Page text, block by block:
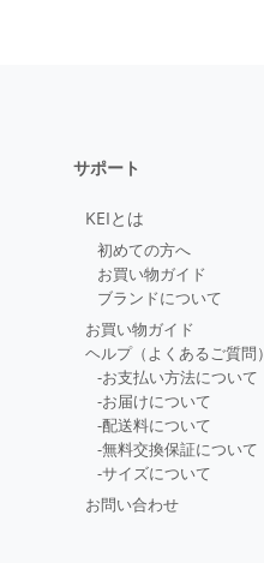
サポート
KEIとは
初めての方へ
お買い物ガイド
ブランドについて
お買い物ガイド
ヘルプ（よくあるご質問）
-お支払い方法について
-お届けについて
-配送料について
-無料交換保証について
-サイズについて
お問い合わせ